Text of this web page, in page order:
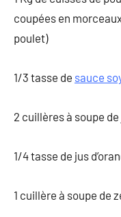
coupées en
poulet)
1/3 tasse de sauce
2 cuillères à soupe
1/4 tasse de jus
1 cuillère à soupe de